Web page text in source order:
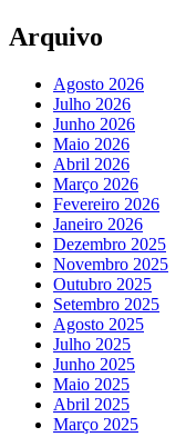
Arquivo
Agosto 2026
Julho 2026
Junho 2026
Maio 2026
Abril 2026
Março 2026
Fevereiro 2026
Janeiro 2026
Dezembro 2025
Novembro 2025
Outubro 2025
Setembro 2025
Agosto 2025
Julho 2025
Junho 2025
Maio 2025
Abril 2025
Março 2025